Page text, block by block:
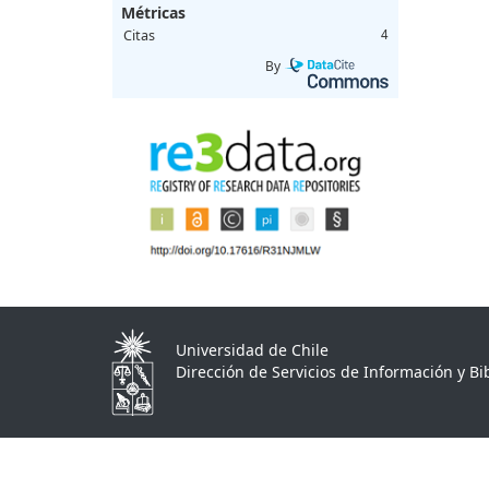
Métricas
Citas 4
By
Universidad de Chile
Dirección de Servicios de Información y